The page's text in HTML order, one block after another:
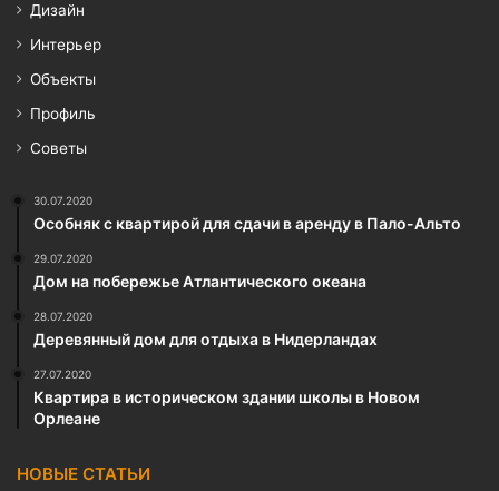
Дизайн
Интерьер
Объекты
Профиль
Советы
30.07.2020
Особняк с квартирой для сдачи в аренду в Пало-Альто
29.07.2020
Дом на побережье Атлантического океана
28.07.2020
Деревянный дом для отдыха в Нидерландах
27.07.2020
Квартира в историческом здании школы в Новом
Орлеане
НОВЫЕ СТАТЬИ